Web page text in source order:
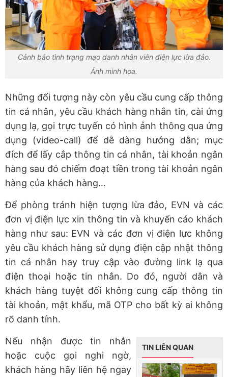
Cảnh báo tình trạng mạo danh nhân viên điện lực lừa đảo.
Ảnh minh họa.
Những đối tượng này còn yêu cầu cung cấp thông
tin cá nhân, yêu cầu khách hàng nhắn tin, cài ứng
dụng lạ, gọi trực tuyến có hình ảnh thông qua ứng
dụng (video-call) để dễ dàng hướng dẫn; mục
đích để lấy cắp thông tin cá nhân, tài khoản ngân
hàng sau đó chiếm đoạt tiền trong tài khoản ngân
hàng của khách hàng…
Để phòng tránh hiện tượng lừa đảo, EVN và các
đơn vị điện lực xin thông tin và khuyến cáo khách
hàng như sau: EVN và các đơn vị điện lực không
yêu cầu khách hàng sử dụng điện cập nhật thông
tin cá nhân hay truy cập vào đường link lạ qua
điện thoại hoặc tin nhắn. Do đó, người dân và
khách hàng tuyệt đối không cung cấp thông tin
tài khoản, mật khẩu, mã OTP cho bất kỳ ai không
rõ danh tính.
TIN LIÊN QUAN
Nếu nhận được tin nhắn
hoặc cuộc gọi nghi ngờ,
khách hàng hãy liên hệ ngay